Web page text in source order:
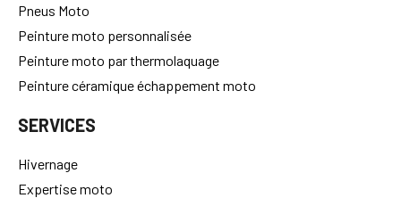
Pneus Moto
Peinture moto personnalisée
Peinture moto par thermolaquage
Peinture céramique échappement moto
SERVICES
Hivernage
Expertise moto